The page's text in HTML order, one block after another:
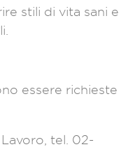
stili di vita sani e
essere richieste
tel. 02-